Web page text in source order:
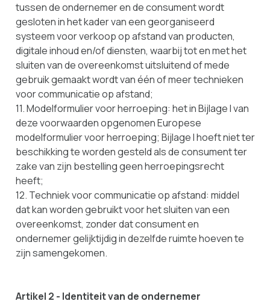
tussen de ondernemer en de consument wordt
gesloten in het kader van een georganiseerd
systeem voor verkoop op afstand van producten,
digitale inhoud en/of diensten, waarbij tot en met het
sluiten van de overeenkomst uitsluitend of mede
gebruik gemaakt wordt van één of meer technieken
voor communicatie op afstand;
11. Modelformulier voor herroeping: het in Bijlage I van
deze voorwaarden opgenomen Europese
modelformulier voor herroeping; Bijlage I hoeft niet ter
beschikking te worden gesteld als de consument ter
zake van zijn bestelling geen herroepingsrecht
heeft;
12. Techniek voor communicatie op afstand: middel
dat kan worden gebruikt voor het sluiten van een
overeenkomst, zonder dat consument en
ondernemer gelijktijdig in dezelfde ruimte hoeven te
zijn samengekomen.
Artikel 2 - Identiteit van de ondernemer